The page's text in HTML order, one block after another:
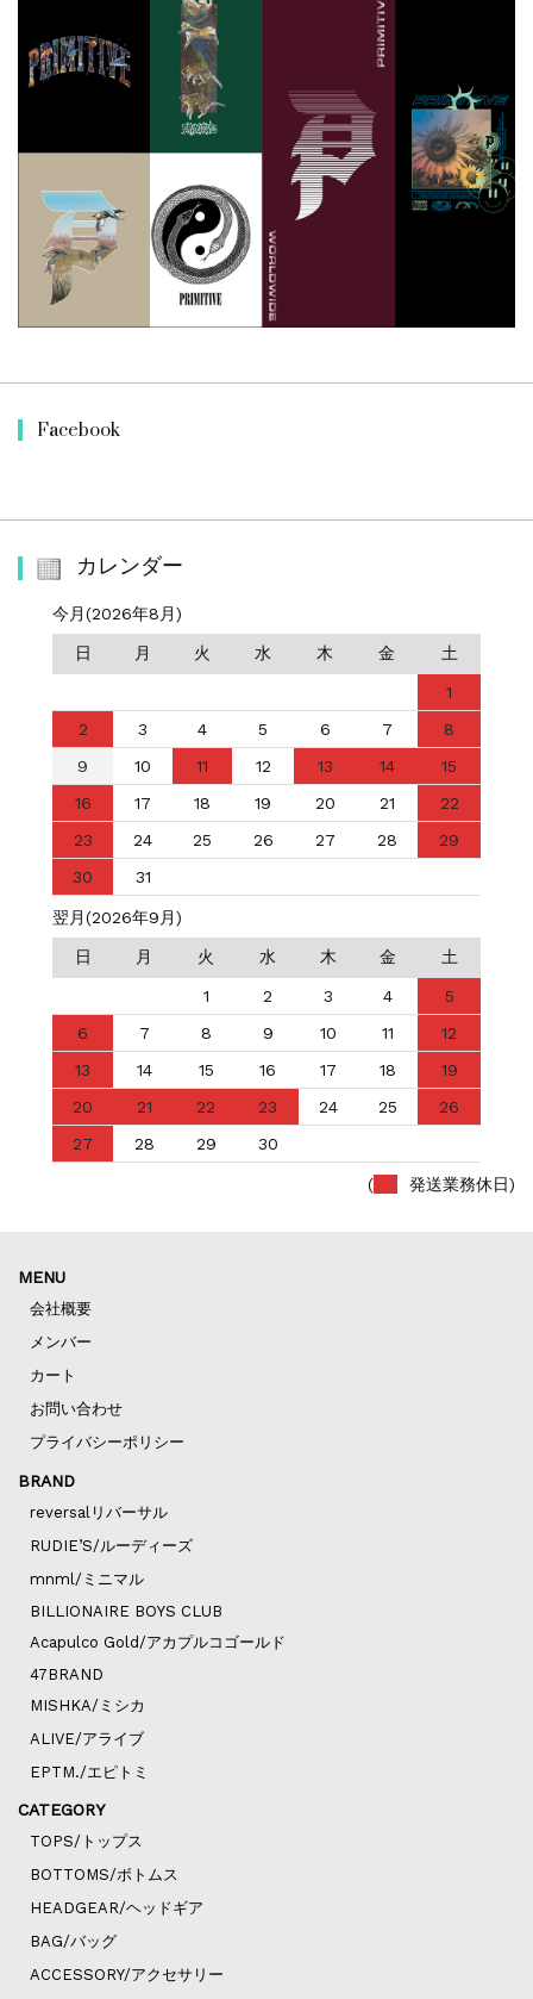
Facebook
カレンダー
今月(2026年8月)
日 月 火 水 木 金 土
1
2
3 4 5 6 7
8
9
10 11 12 13 14
15
16
17 18 19 20 21
22
23
24 25 26 27 28
29
30
31
翌月(2026年9月)
日 月 火 水 木 金 土
1 2 3 4
5
6
7 8 9 10 11
12
13
14 15 16 17 18
19
20
21 22 23 24 25
26
27
28 29 30
( 発送業務休日)
MENU
会社概要
メンバー
カート
お問い合わせ
プライバシーポリシー
BRAND
reversalリバーサル
RUDIE’S/ルーディーズ
mnml/ミニマル
BILLIONAIRE BOYS CLUB
Acapulco Gold/アカプルコゴールド
47BRAND
MISHKA/ミシカ
ALIVE/アライブ
EPTM./エピトミ
CATEGORY
TOPS/トップス
BOTTOMS/ボトムス
HEADGEAR/ヘッドギア
BAG/バッグ
ACCESSORY/アクセサリー